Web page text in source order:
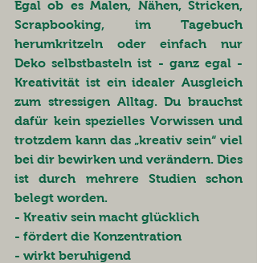
Egal ob es Malen, Nähen, Stricken,
Scrapbooking, im Tagebuch
herumkritzeln oder einfach nur
Deko selbstbasteln ist - ganz egal -
Kreativität ist ein idealer Ausgleich
zum stressigen Alltag. Du brauchst
dafür kein spezielles Vorwissen und
trotzdem kann das „kreativ sein“ viel
bei dir bewirken und verändern. Dies
ist durch mehrere Studien schon
belegt worden.
- Kreativ sein macht glücklich
- fördert die Konzentration
- wirkt beruhigend